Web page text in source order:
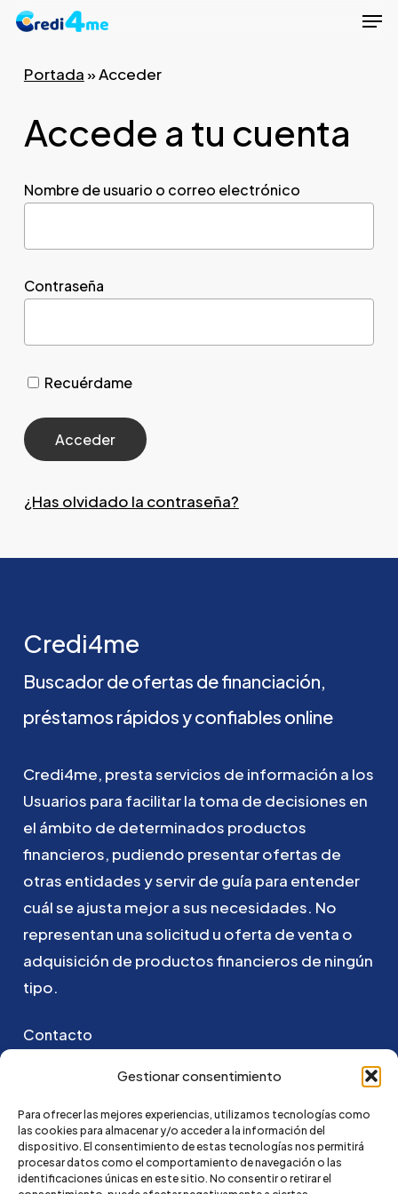
Gestionar consentimiento
Para ofrecer las mejores experiencias, utilizamos tecnologías como
las cookies para almacenar y/o acceder a la información del
dispositivo. El consentimiento de estas tecnologías nos permitirá
procesar datos como el comportamiento de navegación o las
identificaciones únicas en este sitio. No consentir o retirar el
Skip
mainPortada»Acceder
Accede a tu cuenta
Nombre de usuario o correo electrónico
Contraseña
Recuérdame
¿Has olvidado la contraseña?
Credi4me
Buscadordeofertas definanciación,
préstamos rápidosyconfiables online
Credi4me, prestaservicios de información a los
Usuarios para facilitarla toma de decisiones en
el ámbito de determinados productos
financieros, pudiendo presentarofertas de
otras entidadesyservirde guía para entender
cuálse ajusta mejorasus necesidades. No
representan unasolicitud u oferta deventa o
adquisición de productosfinancieros de ningún
tipo.
Contacto
Puedes ponerte en contacto con nosotros
go@credi4me.com